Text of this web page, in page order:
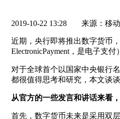
2019-10-22 13:28 来源：移
近期，央行即将推出数字货币
ElectronicPayment，是电子支
对于全球首个以国家中央银行
都很值得思考和研究，本文谈
从官方的一些发言和讲话来看
首先，数字货币未来是采用双